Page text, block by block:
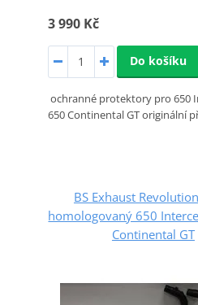
3 990 Kč
Do košíku
ochranné protektory pro 650
650 Continental GT originální
BS Exhaust
homologovaný 650
Continental GT